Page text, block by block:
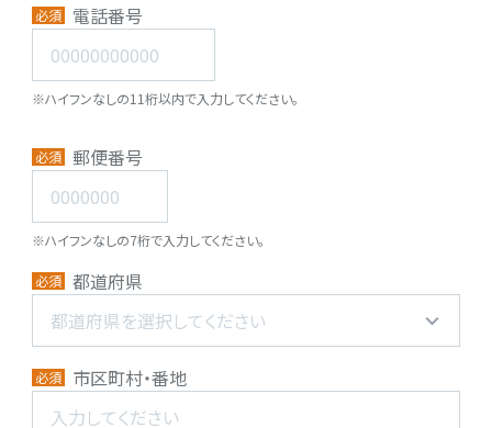
必須 電話番号
※ハイフンなしの11桁以内で入力してください。
必須 郵便番号
※ハイフンなしの7桁で入力してください。
必須 都道府県
必須 市区町村・番地